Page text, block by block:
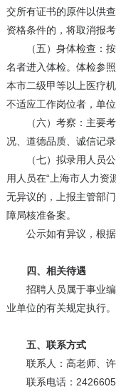
交所有证书的原件以供
资格条件的，将取消报
（五）身体检查：按
名者进入体检。体检参
本市二级甲等以上医疗
不适应工作岗位者，单位
（六）考察：主要考
况、道德品质、诚信记
（七）拟录用人员公
用人员在“上海市人力资
无异议的，上报主管部
障局核准备案。
公示如有异议，根据
四、相关待遇
招聘人员属于事业编
业单位的有关规定执行。
五、联系方式
联系人：高老师、许
联系电话：